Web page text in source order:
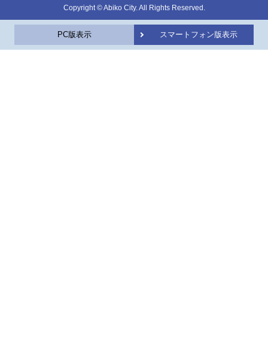
Copyright © Abiko City. All Rights Reserved.
PC版表示 スマートフォン版表示